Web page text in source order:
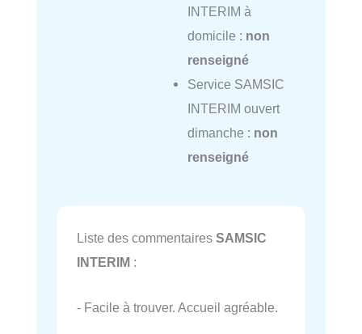
INTERIM à
domicile : non
renseigné
Service SAMSIC
INTERIM ouvert
dimanche : non
renseigné
Liste des commentaires SAMSIC
INTERIM :
- Facile à trouver. Accueil agréable.